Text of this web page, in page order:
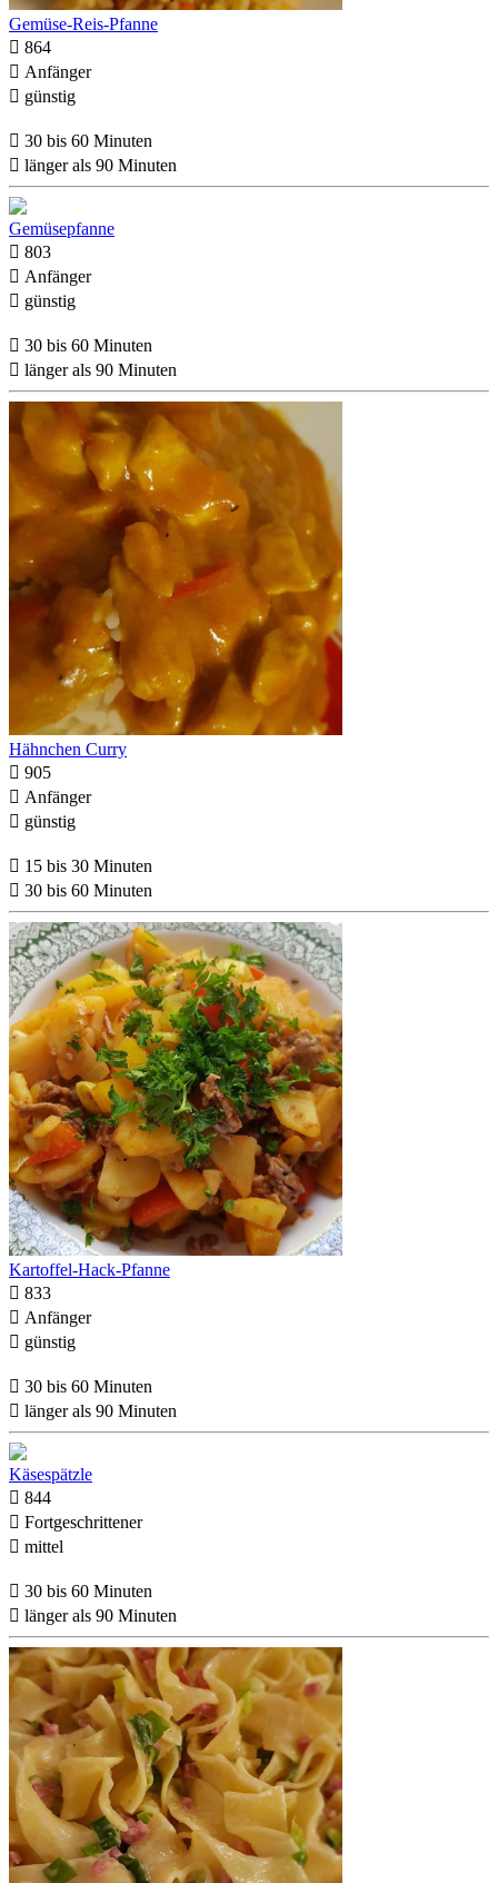
Gemüse-Reis-Pfanne
 864
 Anfänger
 günstig
 30 bis 60 Minuten
 länger als 90 Minuten
Gemüsepfanne
 803
 Anfänger
 günstig
 30 bis 60 Minuten
 länger als 90 Minuten
Hähnchen Curry
 905
 Anfänger
 günstig
 15 bis 30 Minuten
 30 bis 60 Minuten
Kartoffel-Hack-Pfanne
 833
 Anfänger
 günstig
 30 bis 60 Minuten
 länger als 90 Minuten
Käsespätzle
 844
 Fortgeschrittener
 mittel
 30 bis 60 Minuten
 länger als 90 Minuten